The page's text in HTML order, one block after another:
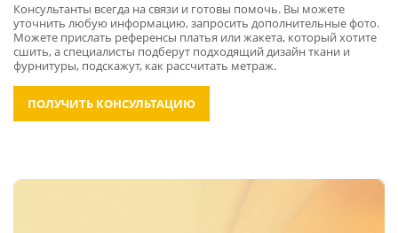
Консультанты всегда на связи и готовы помочь. Вы можете
уточнить любую информацию, запросить дополнительные фото.
Можете прислать референсы платья или жакета, который хотите
сшить, а специалисты подберут подходящий дизайн ткани и
фурнитуры, подскажут, как рассчитать метраж.
ПОЛУЧИТЬ КОНСУЛЬТАЦИЮ